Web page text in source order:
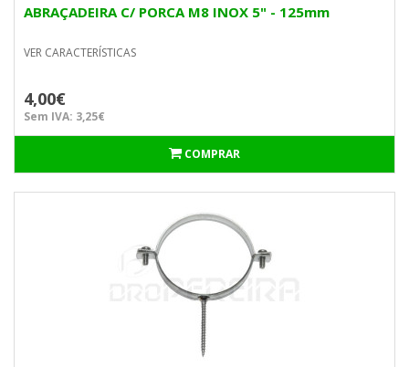
ABRAÇADEIRA C/ PORCA M8 INOX 5" - 125mm
VER CARACTERÍSTICAS
4,00€
Sem IVA: 3,25€
COMPRAR